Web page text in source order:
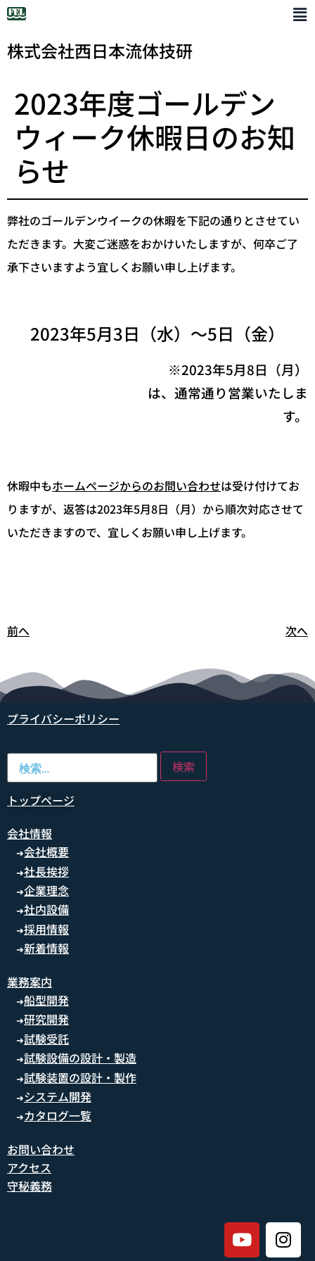
株式会社西日本流体技研
2023年度ゴールデン
ウィーク休暇日のお知
らせ
弊社のゴールデンウイークの休暇を下記の通りとさせてい
ただきます。大変ご迷惑をおかけいたしますが、何卒ご了
承下さいますよう宜しくお願い申し上げます。
2023年5月3日（水）～5日（金）
※2023年5月8日（月）
は、通常通り営業いたしま
す。
休暇中もホームページからのお問い合わせは受け付けてお
りますが、返答は2023年5月8日（月）から順次対応させて
いただきますので、宜しくお願い申し上げます。
前へ 次へ
プライバシーポリシー
トップページ
会社情報
➜会社概要
➜社長挨拶
➜企業理念
➜社内設備
➜採用情報
➜新着情報
業務案内
➜船型開発
➜研究開発
➜試験受託
➜試験設備の設計・製造
➜試験装置の設計・製作
➜システム開発
➜カタログ一覧
お問い合わせ
アクセス
守秘義務